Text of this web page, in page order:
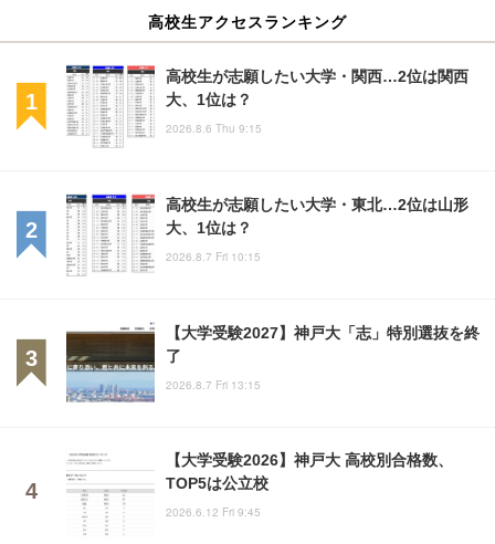
高校生アクセスランキング
高校生が志願したい大学・関西…2位は関西
大、1位は？
2026.8.6 Thu 9:15
高校生が志願したい大学・東北…2位は山形
大、1位は？
2026.8.7 Fri 10:15
【大学受験2027】神戸大「志」特別選抜を終
了
2026.8.7 Fri 13:15
【大学受験2026】神戸大 高校別合格数、
TOP5は公立校
2026.6.12 Fri 9:45